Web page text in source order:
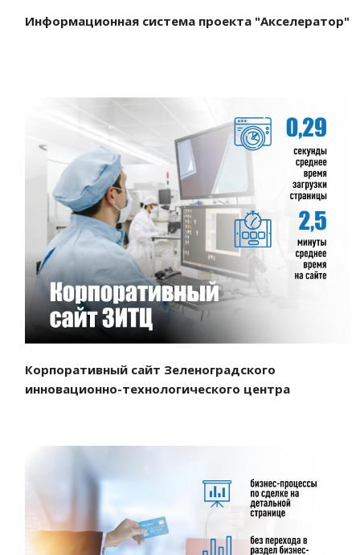
Информационная система проекта "Акселератор"
Смотреть проект
Корпоративный сайт Зеленоградского
инновационно-технологического центра